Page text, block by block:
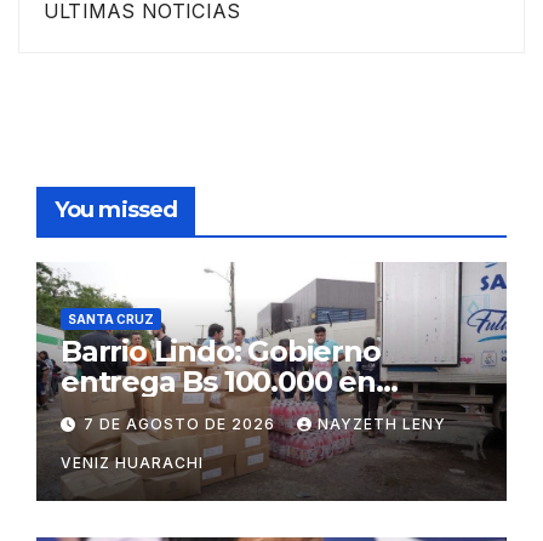
ULTIMAS NOTICIAS
You missed
SANTA CRUZ
Barrio Lindo: Gobierno
entrega Bs 100.000 en
insumos para afectados
7 DE AGOSTO DE 2026 NAYZETH LENY
VENIZ HUARACHI